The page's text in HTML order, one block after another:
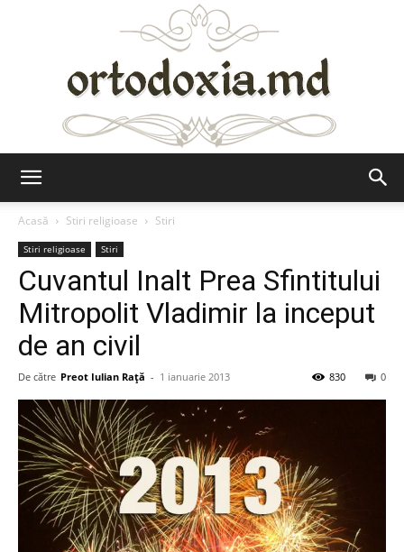
Acasă
Stiri religioase Stiri
Stiri religioase Stiri
Cuvantul Inalt Prea Sfintitului
Mitropolit Vladimir la inceput
de an civil
De către Preot Iulian Raţă - 1 ianuarie 2013 0
830